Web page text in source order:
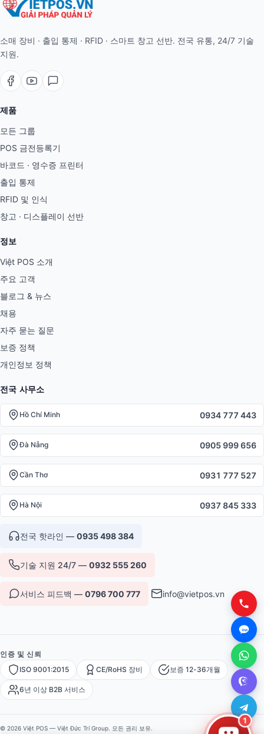
소매 장비 · 출입 통제 · RFID · 스마트 창고 선반. 전국 유통, 24/7 기술
지원.
제품
모든 그룹
POS 금전등록기
바코드 · 영수증 프린터
출입 통제
RFID 및 인식
창고 · 디스플레이 선반
정보
Việt POS 소개
주요 고객
블로그 & 뉴스
채용
자주 묻는 질문
보증 정책
개인정보 정책
전국 사무소
Hồ Chí Minh 0934 777 443
Đà Nẵng 0905 999 656
Cần Thơ 0931 777 527
Hà Nội 0937 845 333
전국 핫라인 — 0935 498 384
기술 지원 24/7 — 0932 555 260
서비스 피드백 — 0796 700 777 info@vietpos.vn
인증 및 신뢰
ISO 9001:2015
CE/RoHS 장비 보증 12-36개월
6년 이상 B2B 서비스
© 2026 Việt POS — Việt Đức Trí Group. 모든 권리 보유.
1